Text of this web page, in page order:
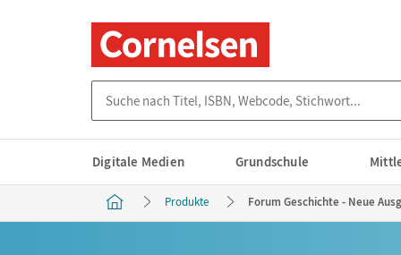
Digitale Medien Grundschule
Produkte Forum Geschichte - Neue